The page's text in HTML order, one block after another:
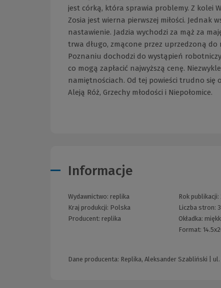
jest córką, która sprawia problemy. Z kolei
Zosia jest wierna pierwszej miłości. Jednak
nastawienie. Jadzia wychodzi za mąż za
trwa długo, zmącone przez uprzedzoną
Poznaniu dochodzi do wystąpień
co mogą zapłacić najwyższą cenę.
namiętnościach. Od tej powieści trudno się
Aleją Róż, Grzechy młodości i Niepołomice.
Informacje
Wydawnictwo: replika
Kraj produkcji: Polska
Producent: replika
Rok publikacji:
Liczba stron:
Okładka:
Format:
Dane producenta: Replika, Aleksander Szabliński |